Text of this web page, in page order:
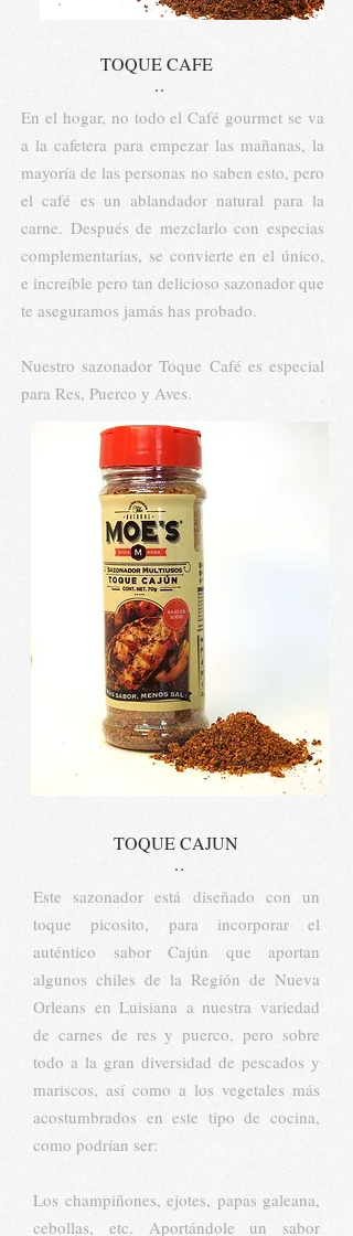
TOQUE CAFE
..
En el hogar, no todo el Café gourmet se va
a la cafetera para empezar las mañanas, la
mayoría de las personas no saben esto, pero
el café es un ablandador natural para la
carne. Después de mezclarlo con especias
complementarias, se convierte en el único,
e increíble pero tan delicioso sazonador que
te aseguramos jamás has probado.
Nuestro sazonador Toque Café es especial
para Res, Puerco y Aves.
TOQUE CAJUN
..
Este sazonador está diseñado con un
toque picosito, para incorporar el
auténtico sabor Cajún que aportan
algunos chiles de la Región de Nueva
Orleans en Luisiana a nuestra variedad
de carnes de res y puerco, pero sobre
todo a la gran diversidad de pescados y
mariscos, así como a los vegetales más
acostumbrados en este tipo de cocina,
como podrían ser:
Los champiñones, ejotes, papas galeana,
cebollas, etc. Aportándole un sabor